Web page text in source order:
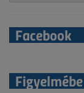
Facebook